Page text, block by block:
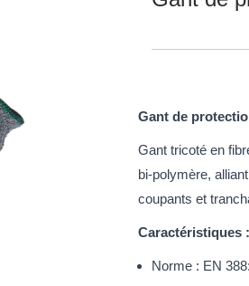
Gant de
Gant tricoté en
bi-polymère,
coupants et
Caractéristiques :
Norme : EN